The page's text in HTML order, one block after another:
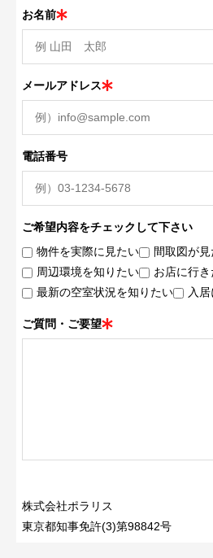
お名前
メールアドレス
電話番号
ご希望内容をチェックして下さい
物件を実際に見たい
間取図が
周辺環境を知りたい
お店に行
最新の空室状況を知りたい
入
ご質問・ご要望
株式会社ポラリス
東京都知事免許(3)第98842号